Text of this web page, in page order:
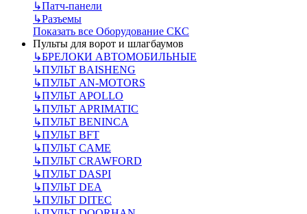
↳Патч-панели
↳Разъемы
Показать все Оборудование СКС
Пульты для ворот и шлагбаумов
↳БРЕЛОКИ АВТОМОБИЛЬНЫЕ
↳ПУЛЬТ BAISHENG
↳ПУЛЬТ AN-MOTORS
↳ПУЛЬТ APOLLO
↳ПУЛЬТ APRIMATIC
↳ПУЛЬТ BENINCA
↳ПУЛЬТ BFT
↳ПУЛЬТ CAME
↳ПУЛЬТ CRAWFORD
↳ПУЛЬТ DASPI
↳ПУЛЬТ DEA
↳ПУЛЬТ DITEC